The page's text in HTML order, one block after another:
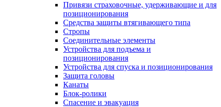
Привязи страховочные, удерживающие и для
позиционирования
Средства защиты втягивающего типа
Стропы
Соединительные элементы
Устройства для подъема и
позиционирования
Устройства для спуска и позиционирования
Защита головы
Канаты
Блок-ролики
Спасение и эвакуация